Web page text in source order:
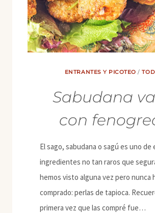
ENTRANTES Y PICOTEO /
Sabudana
con
El sago, sabudana o sagú es uno de
ingredientes no tan raros que
hemos visto alguna vez pero nunca
comprado: perlas de tapioca.
primera vez que las compré fue…